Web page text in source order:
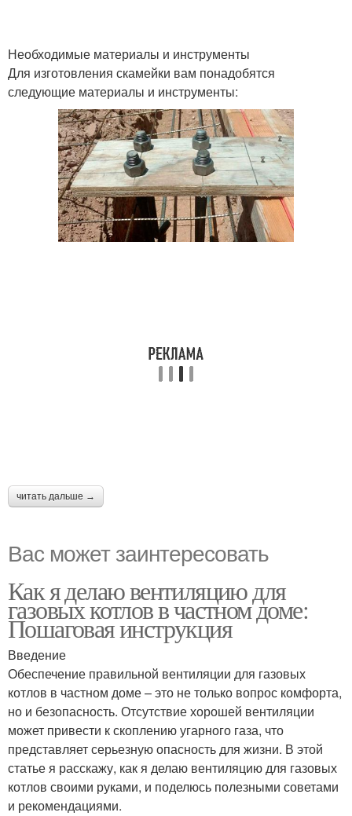
Необходимые материалы и инструменты
Для изготовления скамейки вам понадобятся
следующие материалы и инструменты:
читать дальше →
Вас может заинтересовать
Как я делаю вентиляцию для
газовых котлов в частном доме:
Пошаговая инструкция
Введение
Обеспечение правильной вентиляции для газовых
котлов в частном доме – это не только вопрос комфорта,
но и безопасность. Отсутствие хорошей вентиляции
может привести к скоплению угарного газа, что
представляет серьезную опасность для жизни. В этой
статье я расскажу, как я делаю вентиляцию для газовых
котлов своими руками, и поделюсь полезными советами
и рекомендациями.